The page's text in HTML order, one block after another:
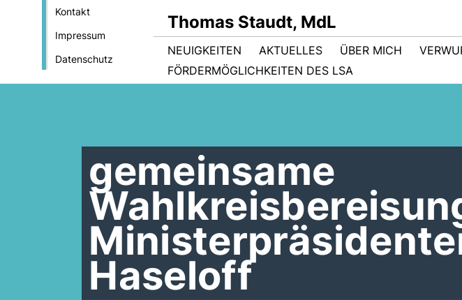
Kontakt
Impressum
Datenschutz
Thomas Staudt, MdL
NEUIGKEITEN AKTUELLES ÜBER MICH
FÖRDERMÖGLICHKEITEN DES LSA
gemeinsame
Haseloff